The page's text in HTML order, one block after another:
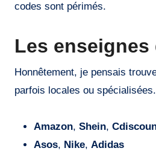
codes sont périmés.
Les enseignes
Honnêtement, je pensais
parfois locales ou
Amazon, Shein,
Asos, Nike, Adidas